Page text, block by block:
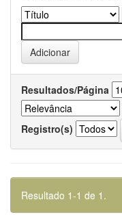
Resultados/Página
Registro(s)
Resultado 1-1 de 1.